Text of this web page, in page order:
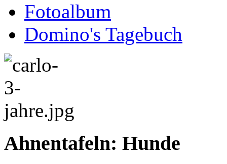
Fotoalbum
Domino's Tagebuch
Ahnentafeln: Hunde